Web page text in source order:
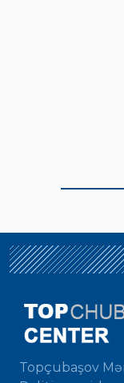
Topçubaşov